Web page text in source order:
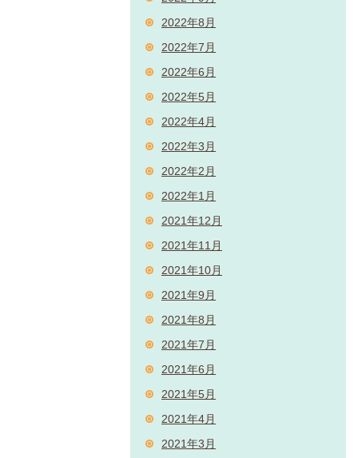
2022年8月
2022年7月
2022年6月
2022年5月
2022年4月
2022年3月
2022年2月
2022年1月
2021年12月
2021年11月
2021年10月
2021年9月
2021年8月
2021年7月
2021年6月
2021年5月
2021年4月
2021年3月